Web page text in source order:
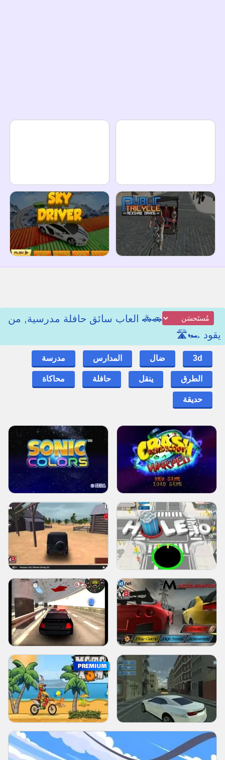
🚗🚓 العاب سائق حافلة مدرسية, من
يقود 🏎🛣
3d ضال المدارس مدرسة
الطرق ينقل حافلة محاكاة
حديقة